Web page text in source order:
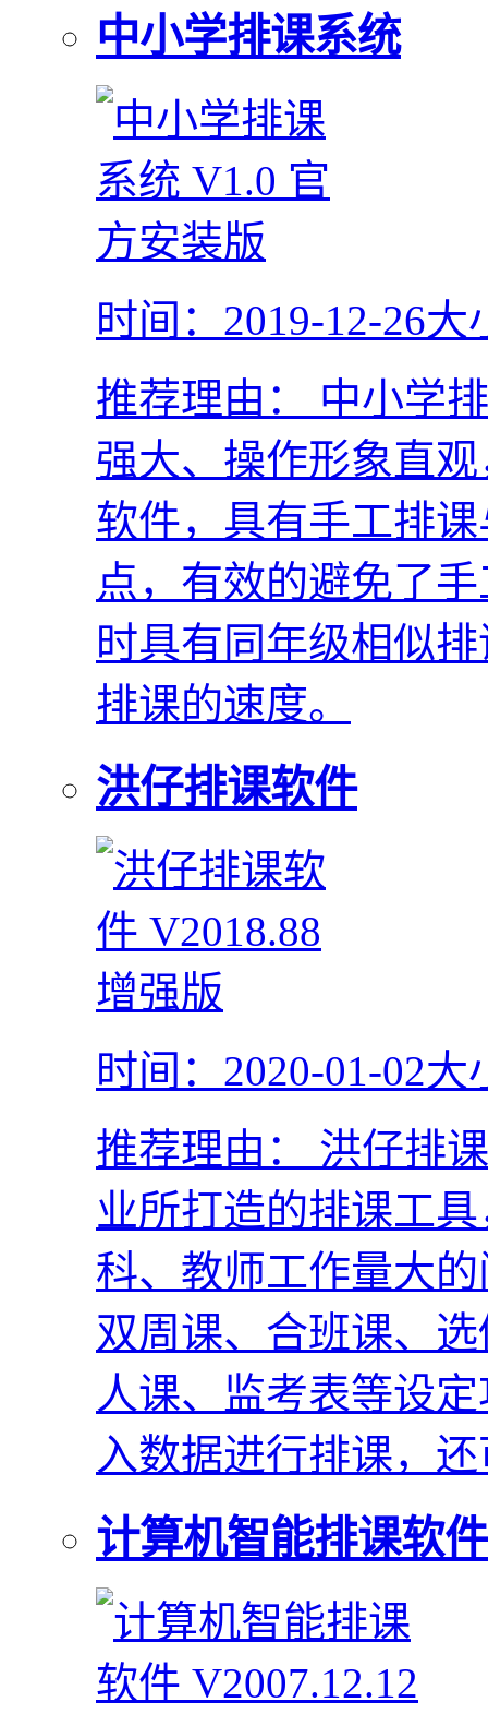
中小学排课系统
时间：2019-12-26大
推荐理由：
中小学
强大、操作形象直
软件，具有手工排
点，有效的避免了
时具有同年级相似
排课的速度。
洪仔排课软件
时间：2020-01-02大
推荐理由：
洪仔排
业所打造的排课工
科、教师工作量大
双周课、合班课、
人课、监考表等设
入数据进行排课，
计算机智能排课软件